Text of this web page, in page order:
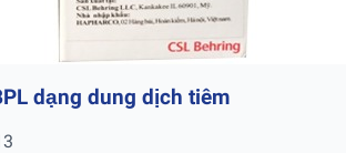
dạng dung dịch tiêm